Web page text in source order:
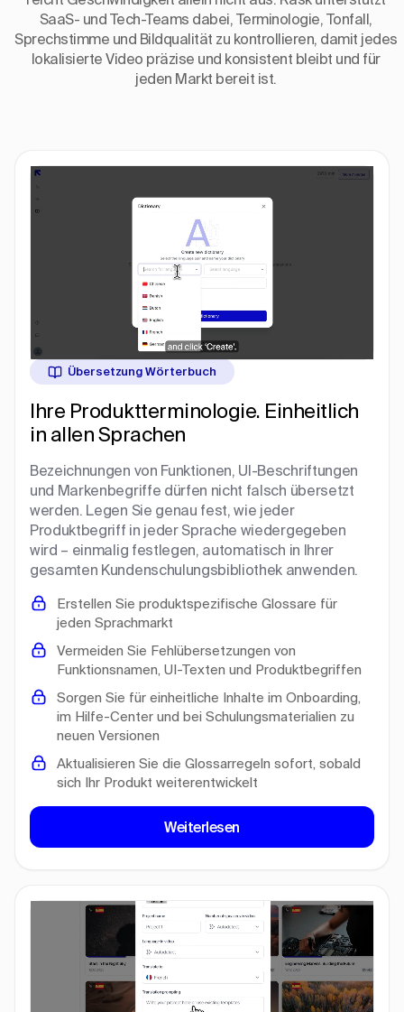
SaaS- und Tech-Teams dabei, Terminologie, Tonfall,
Sprechstimme und Bildqualität zu kontrollieren, damit jedes
lokalisierte Video präzise und konsistent bleibt und für
jeden Markt bereit ist.
Übersetzung Wörterbuch
Ihre Produktterminologie. Einheitlich
in allen Sprachen
Bezeichnungen von Funktionen, UI-Beschriftungen
und Markenbegriffe dürfen nicht falsch übersetzt
werden. Legen Sie genau fest, wie jeder
Produktbegriff in jeder Sprache wiedergegeben
wird – einmalig festlegen, automatisch in Ihrer
gesamten Kundenschulungsbibliothek anwenden.
Erstellen Sie produktspezifische Glossare für
jeden Sprachmarkt
Vermeiden Sie Fehlübersetzungen von
Funktionsnamen, UI-Texten und Produktbegriffen
Sorgen Sie für einheitliche Inhalte im Onboarding,
im Hilfe-Center und bei Schulungsmaterialien zu
neuen Versionen
Aktualisieren Sie die Glossarregeln sofort, sobald
sich Ihr Produkt weiterentwickelt
Weiterlesen